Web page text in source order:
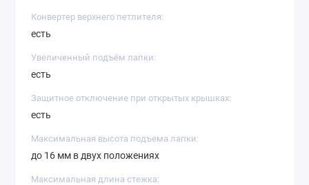
Конвертер верхнего петлителя:
есть
Увеличенный подъём лапки:
есть
Защитное отключение при открытых крышках:
есть
Максимальная высота подъема лапки:
до 16 мм в двух положениях
Максимальная длина стежка: